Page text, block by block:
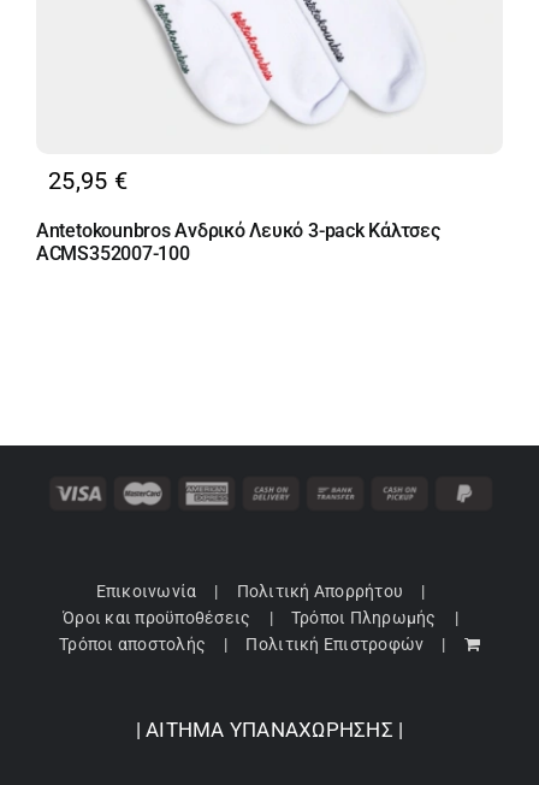
25,95 €
Antetokounbros Ανδρικό Λευκό 3-pack Κάλτσες
ACMS352007-100
Επικοινωνία
Πολιτική Απορρήτου
Όροι και προϋποθέσεις
Τρόποι Πληρωμής
Τρόποι αποστολής
Πολιτική Επιστροφών
| ΑΙΤΗΜΑ ΥΠΑΝΑΧΩΡΗΣΗΣ |